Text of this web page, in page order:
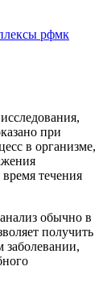
рфмк
при
в организме,
течения
обычно в
получить
заболевании,